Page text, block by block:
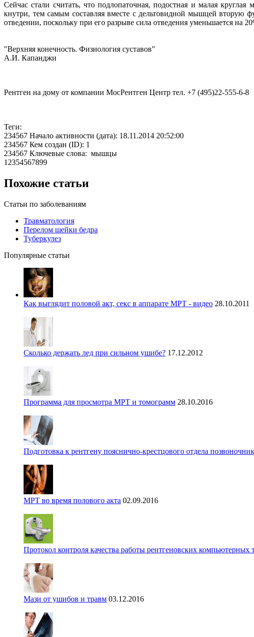
Сейчас стали считать, что подлопаточная, подостная и малая
кнутри, тем самым составляя вместе с дельтовидной мышцей вторую
отведении, поскольку при его разрыве сила отведения уменьшается на
"Верхняя конечность. Физиология суставов"
А.И. Капанджи
Рентген на дому от компании МосРентген Центр тел. +7 (495)22-555-6-8
Теги:
234567 Начало активности (дата): 18.11.2014 20:52:00
234567 Кем создан (ID): 1
234567 Ключевые слова: мышцы
12354567899
Похожие статьи
Статьи по заболеваниям
Травматология
Перелом шейки бедра
Туберкулез
Популярные статьи
Как выглядит половой акт, секс в аппарате МРТ - видео 28.10.2011
Сколько держать лед при сильном ушибе? 17.12.2012
Программа для просмотра МРТ и томограмм 28.10.2016
Подготовка к рентгену пояснично-крестцового отдела
МРТ во время полового акта 02.09.2016
Протокол контроля качества работы рентгеновских компьютерных
Мази от ушибов и травм 03.12.2016